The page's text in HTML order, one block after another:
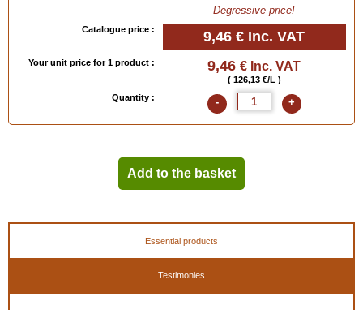
Degressive price!
Catalogue price : 9,46 € Inc. VAT
Your unit price for 1 product : 9,46 € Inc. VAT
( 126,13 €/L )
Quantity :
- +
Add to the basket
Essential products
Testimonies